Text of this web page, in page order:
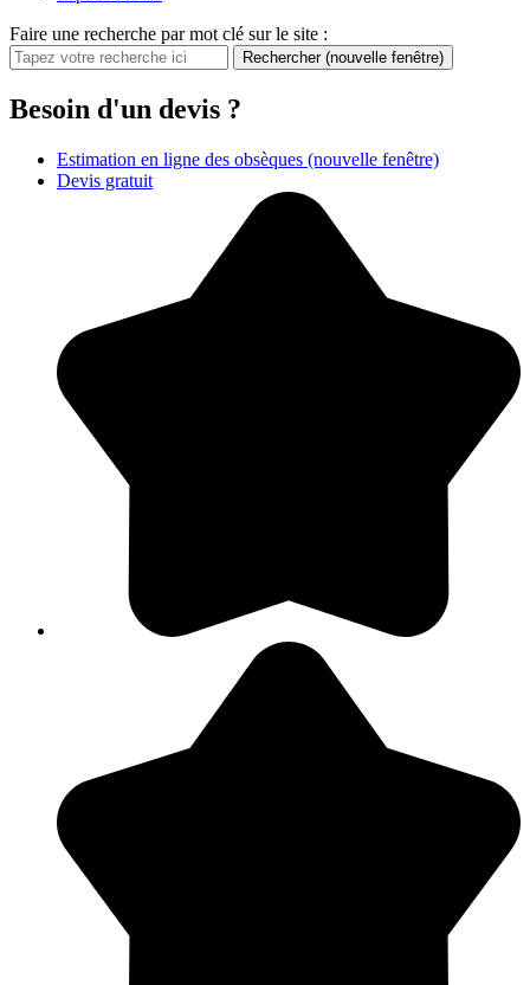
Faire une recherche par mot clé sur le site :
Rechercher (nouvelle fenêtre)
Besoin d'un devis ?
Estimation en ligne des obsèques (nouvelle fenêtre)
Devis gratuit